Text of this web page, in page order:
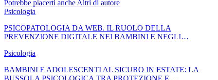
Potrebbe piacerti anche Altri di autore
Psicologia
PSICOPATOLOGIA DA WEB. IL RUOLO DELLA
PREVENZIONE DIGITALE NEI BAMBINI E NEGLI…
Psicologia
BAMBINI E ADOLESCENTI AL SICURO IN ESTATE: LA